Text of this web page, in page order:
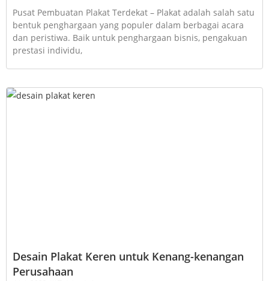
Pusat Pembuatan Plakat Terdekat – Plakat adalah salah satu
bentuk penghargaan yang populer dalam berbagai acara
dan peristiwa. Baik untuk penghargaan bisnis, pengakuan
prestasi individu,
Desain Plakat Keren untuk Kenang-kenangan
Perusahaan